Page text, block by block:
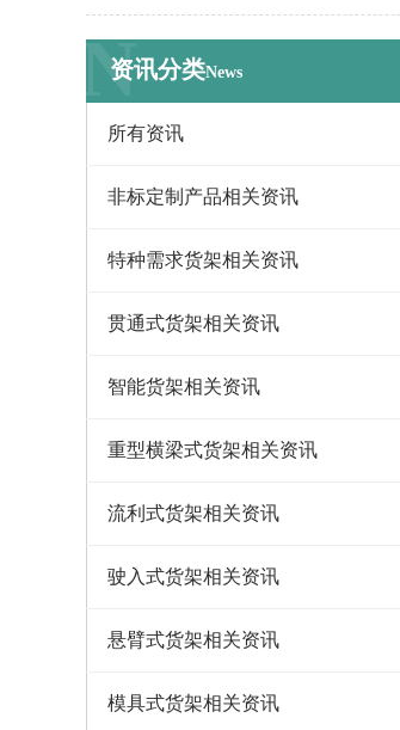
资讯分类News
N
所有资讯
非标定制产品相关资讯
特种需求货架相关资讯
贯通式货架相关资讯
智能货架相关资讯
重型横梁式货架相关资讯
流利式货架相关资讯
驶入式货架相关资讯
悬臂式货架相关资讯
模具式货架相关资讯